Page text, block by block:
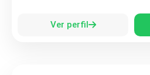
Ver perfil